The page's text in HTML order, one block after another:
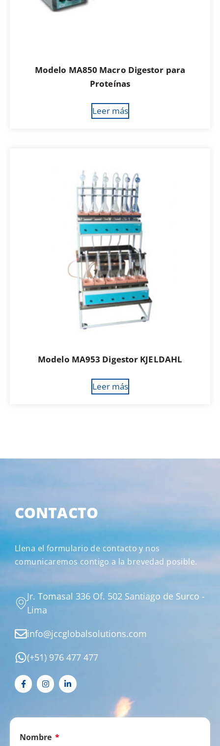
Modelo MA850 Macro Digestor para
Proteínas
Leer más
Modelo MA953 Digestor KJELDAHL
Leer más
CONTACTO
Llena el formulario de contacto y nos
comunicaremos contigo a la brevedad posible.
Jr. Tomasal 336 Of. 502 Santiago de Surco -
Lima
info@jccglobalsolutions.com
(+51) 976 477 477
Nombre